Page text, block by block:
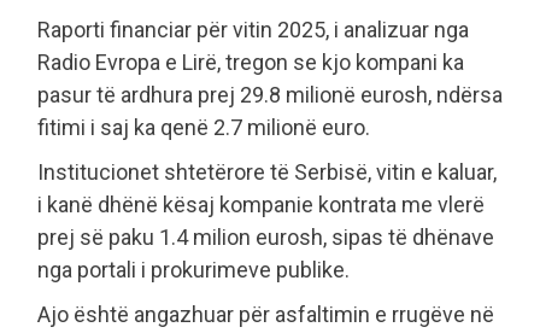
Raporti financiar për vitin 2025, i analizuar nga
Radio Evropa e Lirë, tregon se kjo kompani ka
pasur të ardhura prej 29.8 milionë eurosh, ndërsa
fitimi i saj ka qenë 2.7 milionë euro.
Institucionet shtetërore të Serbisë, vitin e kaluar,
i kanë dhënë kësaj kompanie kontrata me vlerë
prej së paku 1.4 milion eurosh, sipas të dhënave
nga portali i prokurimeve publike.
Ajo është angazhuar për asfaltimin e rrugëve në